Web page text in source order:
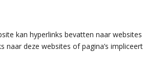
kan hyperlinks bevatten naar
naar deze websites of pagina’s